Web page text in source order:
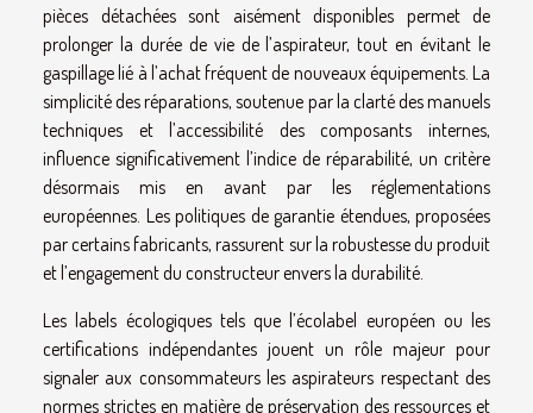
pièces détachées sont aisément disponibles permet de
prolonger la durée de vie de l’aspirateur, tout en évitant le
gaspillage lié à l’achat fréquent de nouveaux équipements. La
simplicité des réparations, soutenue par la clarté des manuels
techniques et l’accessibilité des composants internes,
influence significativement l’indice de réparabilité, un critère
désormais mis en avant par les réglementations
européennes. Les politiques de garantie étendues, proposées
par certains fabricants, rassurent sur la robustesse du produit
et l’engagement du constructeur envers la durabilité.
Les labels écologiques tels que l’écolabel européen ou les
certifications indépendantes jouent un rôle majeur pour
signaler aux consommateurs les aspirateurs respectant des
normes strictes en matière de préservation des ressources et